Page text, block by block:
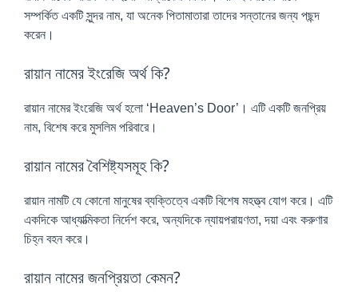
সম্পর্কিত একটি সুন্দর নাম, যা অনেক পিতামাতারা তাদের সন্তানের জন্য পছন্দ
করেন।
রায়ান নামের ইংরেজি অর্থ কি?
রায়ান নামের ইংরেজি অর্থ হলো ‘Heaven’s Door’। এটি একটি জনপ্রিয়
নাম, বিশেষ করে মুসলিম পরিবারে।
রায়ান নামের বৈশিষ্ট্যসমূহ কি?
রায়ান নামটি যে কোনো মানুষের ব্যক্তিত্বে একটি বিশেষ মহত্ত্ব যোগ করে। এটি
একদিকে আধ্যাত্মিকতা নির্দেশ করে, অন্যদিকে ন্যায়পরায়ণতা, দয়া এবং করুণার
চিহ্ন বহন করে।
রায়ান নামের জনপ্রিয়তা কেমন?